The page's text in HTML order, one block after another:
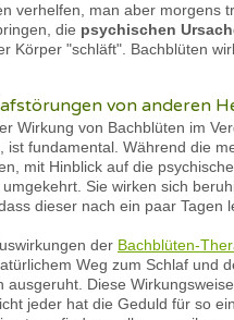
verhelfen, man aber morgens
die psychischen
Körper "schläft". Bachblüten
von anderen
Wirkung von Bachblüten im
ist fundamental. Während die
mit Hinblick auf die
Sie wirken sich
dieser nach ein paar Tagen
der Bachblüten-
Weg zum Schlaf und
ausgeruht. Diese
jeder hat die Geduld für so